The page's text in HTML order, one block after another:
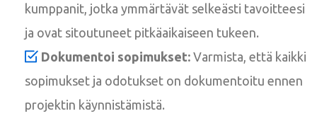
kumppanit, jotka ymmärtävät selkeästi tavoitteesi
ja ovat sitoutuneet pitkäaikaiseen tukeen.
Dokumentoi sopimukset: Varmista, että kaikki
sopimukset ja odotukset on dokumentoitu ennen
projektin käynnistämistä.